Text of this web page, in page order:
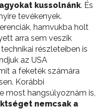
kussolnánk. És
tevékenyek.
hamvukba holt
arra sem veszik
részleteiben is
az USA
a feketék számára
Korábbi
most hangsúlyoznám is,
nemcsak a